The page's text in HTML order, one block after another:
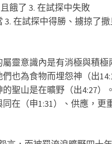
餓了 3. 在試探中失敗
在試探中得勝、擄掠了撒
靈意識內是有消極與積極
也為食物而埋怨神（出
聖山是在曠野（出4:27）
在（申1:31）、供應，更